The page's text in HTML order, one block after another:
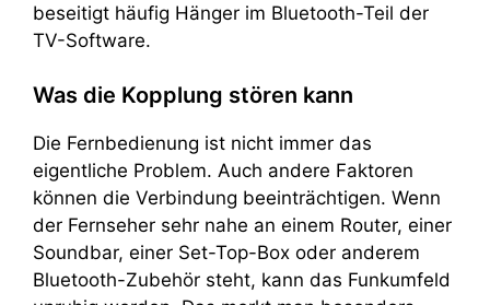
beseitigt häufig Hänger im Bluetooth-Teil der
TV-Software.
Was die Kopplung stören kann
Die Fernbedienung ist nicht immer das
eigentliche Problem. Auch andere Faktoren
können die Verbindung beeinträchtigen. Wenn
der Fernseher sehr nahe an einem Router, einer
Soundbar, einer Set-Top-Box oder anderem
Bluetooth-Zubehör steht, kann das Funkumfeld